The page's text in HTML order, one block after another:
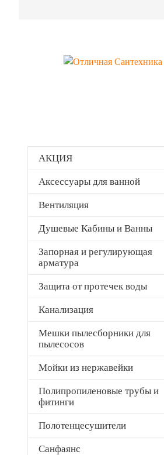
АКЦИЯ
Аксессуары для ванной
Вентиляция
Душевые Кабины и Ванны
Запорная и регулирующая
арматура
Защита от протечек воды
Канализация
Мешки пылесборники для
пылесосов
Мойки из нержавейки
Полипропиленовые трубы и
фитинги
Полотенцесушители
Санфаянс